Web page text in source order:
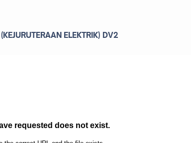
(KEJURUTERAAN ELEKTRIK) DV2